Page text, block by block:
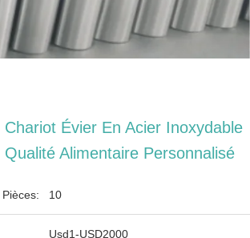
Chariot Évier En Acier Inoxydable
Qualité Alimentaire Personnalisé
10
Usd1-USD2000